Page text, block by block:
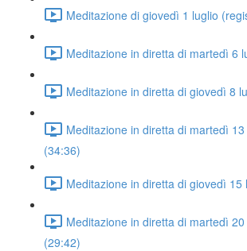
Meditazione di giovedì 1 luglio
Meditazione in diretta di martedì 6
Meditazione in diretta di giovedì 8
Meditazione in diretta di martedì
(34:36)
Meditazione in diretta di giovedì 15
Meditazione in diretta di martedì
(29:42)